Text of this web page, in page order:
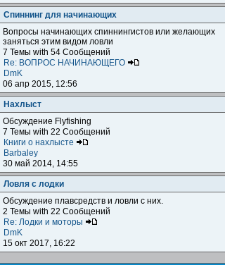
Спиннинг для начинающих
Вопросы начинающих спиннингистов или желающих
заняться этим видом ловли
7 Темы with 54 Сообщений
Re: ВОПРОС НАЧИНАЮЩЕГО
DmK
06 апр 2015, 12:56
Нахлыст
Обсуждение Flyfishing
7 Темы with 22 Сообщений
Книги о нахлысте
Barbaley
30 май 2014, 14:55
Ловля с лодки
Обсуждение плавсредств и ловли с них.
2 Темы with 22 Сообщений
Re: Лодки и моторы
DmK
15 окт 2017, 16:22